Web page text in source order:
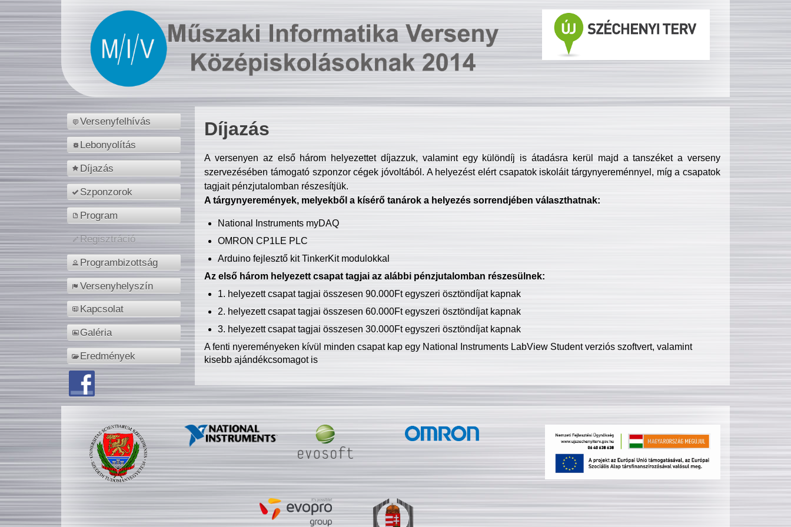
Versenyfelhívás
Lebonyolítás
Díjazás
Szponzorok
Program
Regisztráció
Programbizottság
Versenyhelyszín
Kapcsolat
Galéria
Eredmények
Díjazás
A versenyen az első három helyezettet díjazzuk, valamint egy különdíj is átadásra kerül majd a tanszéket a verseny
szervezésében támogató szponzor cégek jóvoltából. A helyezést elért csapatok iskoláit tárgynyereménnyel, míg a csapatok
tagjait pénzjutalomban részesítjük.
A tárgynyeremények, melyekből a kísérő tanárok a helyezés sorrendjében választhatnak:
National Instruments myDAQ
OMRON CP1LE PLC
Arduino fejlesztő kit TinkerKit modulokkal
Az első három helyezett csapat tagjai az alábbi pénzjutalomban részesülnek:
1. helyezett csapat tagjai összesen 90.000Ft egyszeri ösztöndíjat kapnak
2. helyezett csapat tagjai összesen 60.000Ft egyszeri ösztöndíjat kapnak
3. helyezett csapat tagjai összesen 30.000Ft egyszeri ösztöndíjat kapnak
A fenti nyereményeken kívül minden csapat kap egy National Instruments LabView Student verziós szoftvert, valamint
kisebb ajándékcsomagot is